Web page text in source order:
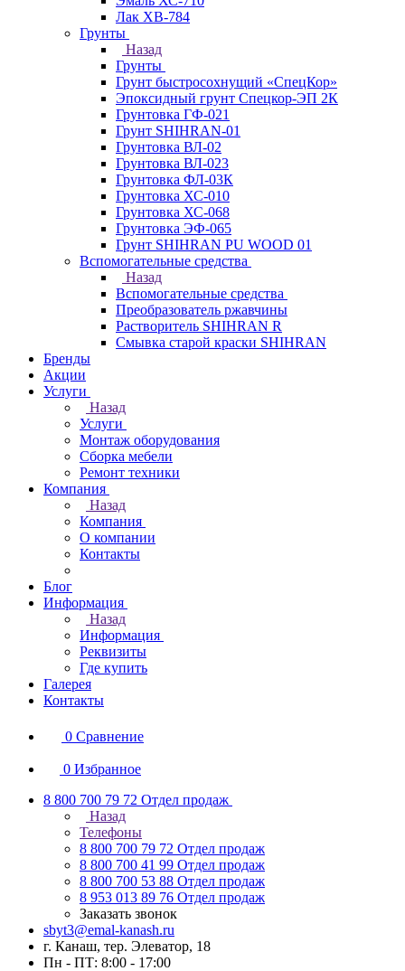
Лак ХВ-784
Грунты
Назад
Грунты
Грунт быстросохнущий «СпецКор»
Эпоксидный грунт Спецкор-ЭП 2К
Грунтовка ГФ-021
Грунт SHIHRAN-01
Грунтовка ВЛ-02
Грунтовка ВЛ-023
Грунтовка ФЛ-03К
Грунтовка ХС-010
Грунтовка ХС-068
Грунтовка ЭФ-065
Грунт SHIHRAN PU WOOD 01
Вспомогательные средства
Назад
Вспомогательные средства
Преобразователь ржавчины
Растворитель SHIHRAN R
Смывка старой краски SHIHRAN
Бренды
Акции
Услуги
Назад
Услуги
Монтаж оборудования
Сборка мебели
Ремонт техники
Компания
Назад
Компания
О компании
Контакты
Блог
Информация
Назад
Информация
Реквизиты
Где купить
Галерея
Контакты
0 Сравнение
0 Избранное
8 800 700 79 72 Отдел продаж
Назад
Телефоны
8 800 700 79 72 Отдел продаж
8 800 700 41 99 Отдел продаж
8 800 700 53 88 Отдел продаж
8 953 013 89 76 Отдел продаж
Заказать звонок
sbyt3@emal-kanash.ru
г. Канаш, тер. Элеватор, 18
Пн - ПТ: 8:00 - 17:00